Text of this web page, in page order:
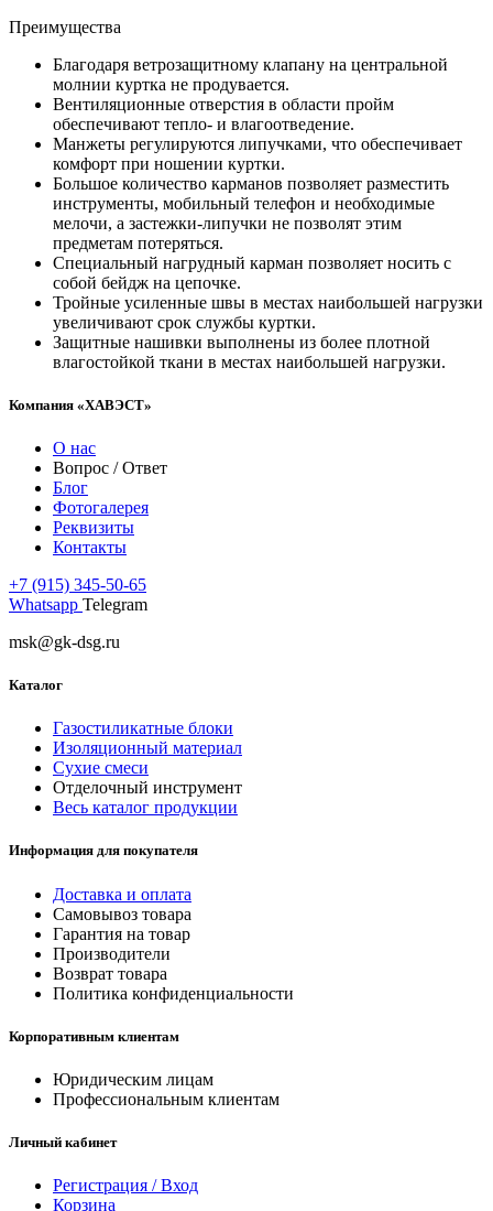
Преимущества
Благодаря ветрозащитному клапану на центральной
молнии куртка не продувается.
Вентиляционные отверстия в области пройм
обеспечивают тепло- и влагоотведение.
Манжеты регулируются липучками, что обеспечивает
комфорт при ношении куртки.
Большое количество карманов позволяет разместить
инструменты, мобильный телефон и необходимые
мелочи, а застежки-липучки не позволят этим
предметам потеряться.
Специальный нагрудный карман позволяет носить с
собой бейдж на цепочке.
Тройные усиленные швы в местах наибольшей нагрузки
увеличивают срок службы куртки.
Защитные нашивки выполнены из более плотной
влагостойкой ткани в местах наибольшей нагрузки.
Компания «ХАВЭСТ»
О нас
Вопрос / Ответ
Блог
Фотогалерея
Реквизиты
Контакты
+7 (915) 345-50-65
Whatsapp Telegram
msk@gk-dsg.ru
Каталог
Газостиликатные блоки
Изоляционный материал
Сухие смеси
Отделочный инструмент
Весь каталог продукции
Информация для покупателя
Доставка и оплата
Самовывоз товара
Гарантия на товар
Производители
Возврат товара
Политика конфиденциальности
Корпоративным клиентам
Юридическим лицам
Профессиональным клиентам
Личный кабинет
Регистрация / Вход
Корзина